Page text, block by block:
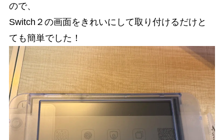
ので、
Switch２の画面をきれいにして取り付けるだけと
ても簡単でした！